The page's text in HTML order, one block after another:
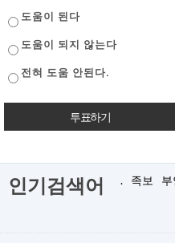
도움이 된다
도움이 되지 않는다
전혀 도움 안된다.
인기검색어 . 족보 부